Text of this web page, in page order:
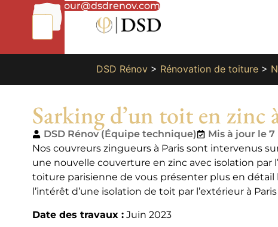
01
87
65
49
bonjour@dsdrenov.com
DSD Rénov > Rénovation de toiture >
Sarking d’un toit en zinc
DSD Rénov (Équipe technique)
Mis à jour le 7
Nos couvreurs zingueurs à Paris sont intervenus
une nouvelle couverture en zinc avec isolation par
toiture parisienne de vous présenter plus en
l’intérêt d’une isolation de toit par l’extérieur à
Date des travaux :Juin 2023